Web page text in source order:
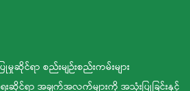
မှုဆိုင်ရာ စည်းမျဉ်းစည်းကမ်းများ
ေးဆိုင်ရာ အချက်အလက်များကို အသုံးပြုခြင်းနှင့်